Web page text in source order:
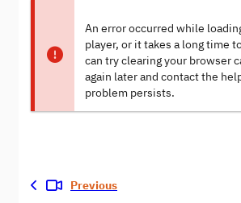
An error occurred while
player, or it takes a long time
can try clearing your browser
again later and contact the
problem persists.
Previous